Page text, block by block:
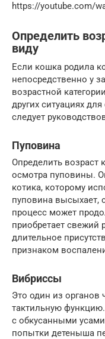
https://youtube.com/
Определить
виду
Если кошка родила
непосредственно у
возрастной
других ситуациях
следует
Пуповина
Определить возраст
осмотра пуповины.
котика, которому
пуповина высыхает,
процесс может
приобретает свежий
длительное
признаком
Вибриссы
Это один из
тактильную
с обкусанными
попытки детеныша